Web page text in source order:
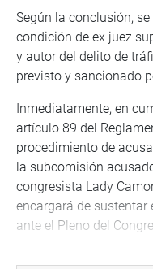
Según la conclusión,
condición de ex juez
y autor del delito de
previsto y sancionado
Inmediatamente, en
artículo 89 del
procedimiento de
la subcomisión
congresista Lady
encargará de
ante el Pleno del